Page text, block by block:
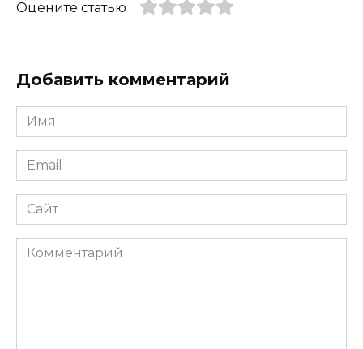
Оцените статью
Добавить комментарий
Имя
*
Email
*
Сайт
Комментарий